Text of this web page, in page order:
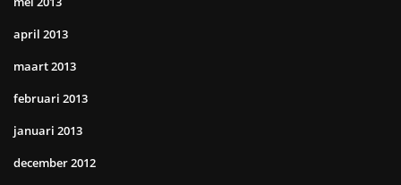
april 2013
maart 2013
februari 2013
januari 2013
december 2012